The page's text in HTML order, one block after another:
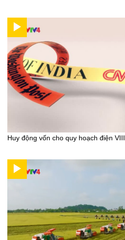
Huy động vốn cho quy hoạch điện VIII